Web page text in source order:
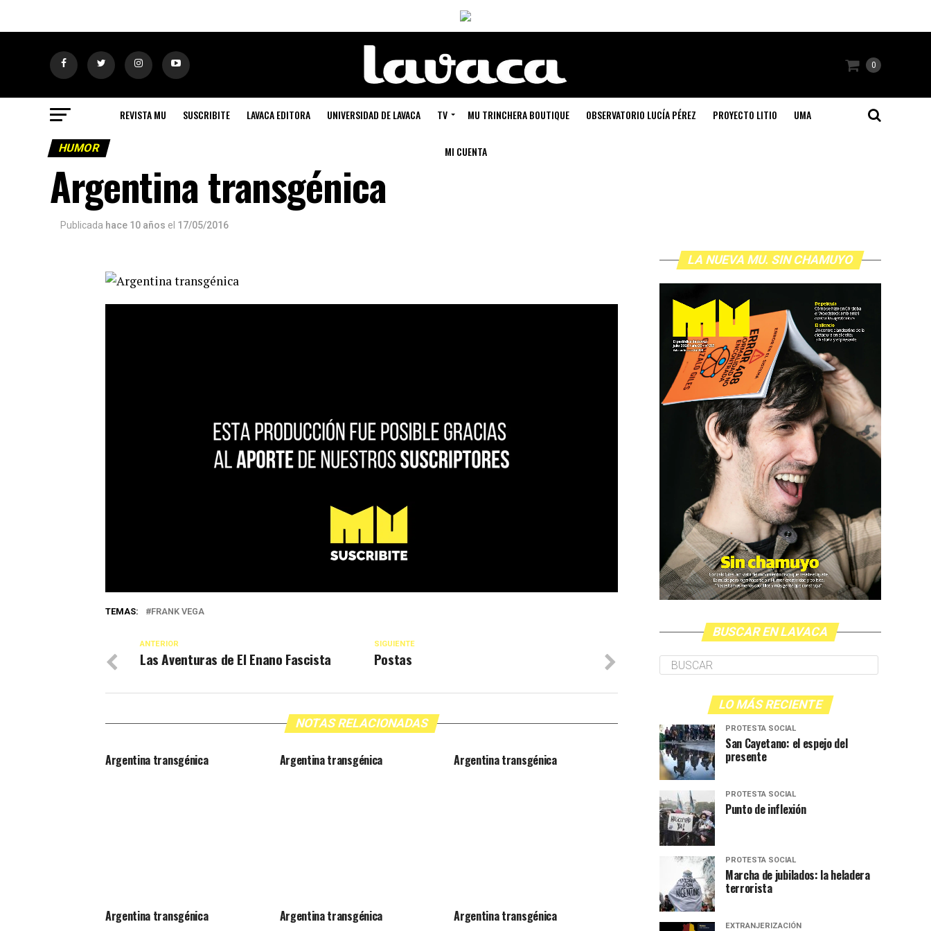
0
REVISTA MU SUSCRIBITE LAVACA EDITORA UNIVERSIDAD DE LAVACA TV MU TRINCHERA BOUTIQUE OBSERVATORIO LUCÍA PÉREZ PROYECTO LITIO UMA
MI CUENTA
HUMOR
Argentina transgénica
Publicada hace 10 años el 17/05/2016
TEMAS: FRANK VEGA
SIGUIENTE
Postas
ANTERIOR
Las Aventuras de El Enano Fascista
NOTAS RELACIONADAS
Argentina transgénica Argentina transgénica Argentina transgénica
Argentina transgénica Argentina transgénica Argentina transgénica
LA NUEVA MU. SIN CHAMUYO
BUSCAR EN LAVACA
LO MÁS RECIENTE
PROTESTA SOCIAL
San Cayetano: el espejo del
presente
PROTESTA SOCIAL
Punto de inflexión
PROTESTA SOCIAL
Marcha de jubilados: la heladera
terrorista
EXTRANJERIZACIÓN